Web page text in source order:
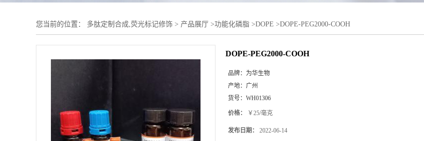
您当前的位置： 多肽定制合成,荧光标记修饰 > 产品展厅 >功能化磷脂 >DOPE >DOPE-PEG2000-COOH
DOPE-PEG2000-COOH
品牌： 为华生物
产地： 广州
货号： WH01306
价格： ￥25/毫克
发布日期： 2022-06-14